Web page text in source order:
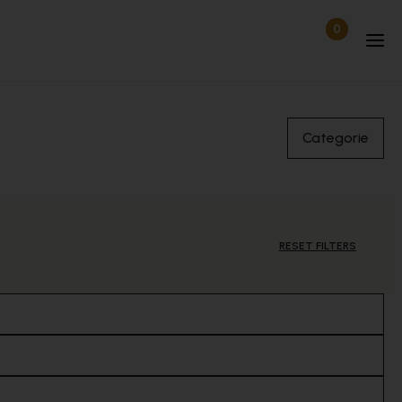
0Items in
Categorie
RESET FILTERS